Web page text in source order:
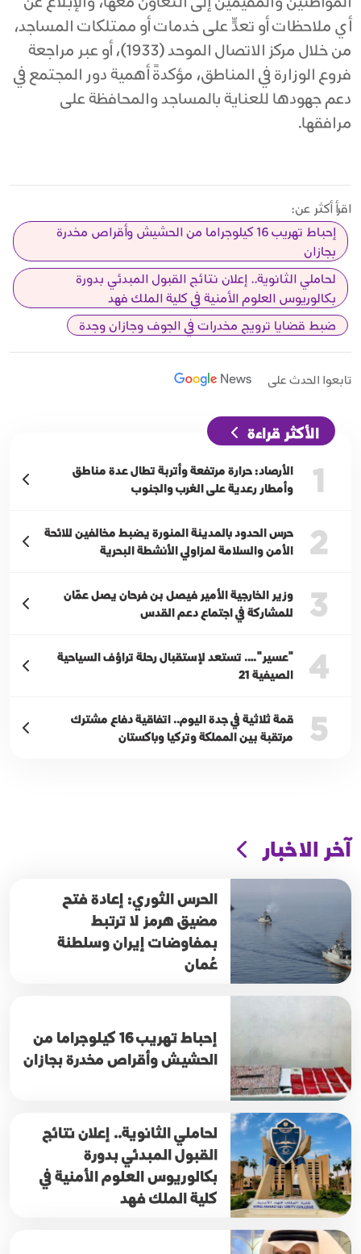
أي ملاحظات أو تعدٍّ على خدمات أو ممتلكات المساجد،
من خلال مركز الاتصال الموحد (1933)، أو عبر مراجعة
فروع الوزارة في المناطق، مؤكدةً أهمية دور المجتمع في
دعم جهودها للعناية بالمساجد والمحافظة على
مرافقها.
اقرأ أكثر عن:
إحباط تهريب 16 كيلوجراما من الحشيش وأقراص مخدرة
بجازان
لحاملي الثانوية.. إعلان نتائج القبول المبدئي بدورة
بكالوريوس العلوم الأمنية في كلية الملك فهد
ضبط قضايا ترويج مخدرات في الجوف وجازان وجدة
تابعوا الحدث على
الأكثر قراءة
1
الأرصاد: حرارة مرتفعة وأتربة تطال عدة مناطق
وأمطار رعدية على الغرب والجنوب
2
حرس الحدود بالمدينة المنورة يضبط مخالفين للائحة
الأمن والسلامة لمزاولي الأنشطة البحرية
3
وزير الخارجية الأمير فيصل بن فرحان يصل عمّان
للمشاركة في اجتماع دعم القدس
4
"عسير"…. تستعد لإستقبال رحلة تراؤف السياحية
الصيفية 21
5
قمة ثلاثية في جدة اليوم.. اتفاقية دفاع مشترك
مرتقبة بين المملكة وتركيا وباكستان
آخر الاخبار
الحرس الثوري: إعادة فتح
مضيق هرمز لا ترتبط
بمفاوضات إيران وسلطنة
عُمان
إحباط تهريب 16 كيلوجراما من
الحشيش وأقراص مخدرة بجازان
لحاملي الثانوية.. إعلان نتائج
القبول المبدئي بدورة
بكالوريوس العلوم الأمنية في
كلية الملك فهد